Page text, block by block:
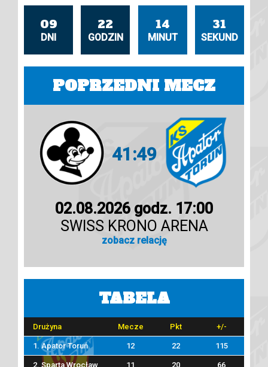
09
DNI
22
GODZIN
14
MINUT
30
SEKUND
POPRZEDNI MECZ
41:49
02.08.2026 godz. 17:00
SWISS KRONO ARENA
zobacz relację
TABELA
Drużyna Mecze Pkt +/-
1. Apator Toruń 12 22 115
2. Sparta Wrocław 11 20 66